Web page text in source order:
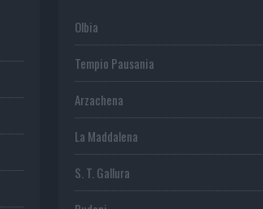
Olbia
Tempio Pausania
Arzachena
La Maddalena
S. T. Gallura